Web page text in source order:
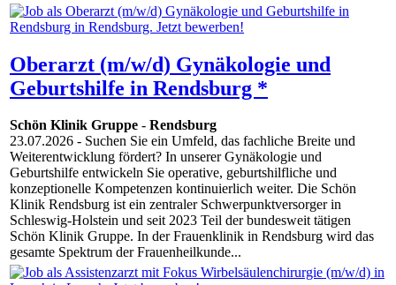
Oberarzt (m/w/d) Gynäkologie und
Geburtshilfe in Rendsburg *
Schön Klinik Gruppe - Rendsburg
23.07.2026 - Suchen Sie ein Umfeld, das fachliche Breite und
Weiterentwicklung fördert? In unserer Gynäkologie und
Geburtshilfe entwickeln Sie operative, geburtshilfliche und
konzeptionelle Kompetenzen kontinuierlich weiter. Die Schön
Klinik Rendsburg ist ein zentraler Schwerpunktversorger in
Schleswig-Holstein und seit 2023 Teil der bundesweit tätigen
Schön Klinik Gruppe. In der Frauenklinik in Rendsburg wird das
gesamte Spektrum der Frauenheilkunde...